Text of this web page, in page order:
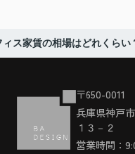
ィス家賃の相場はどれくら
〒650-0011
兵庫県神戸
１３－２
営業時間：